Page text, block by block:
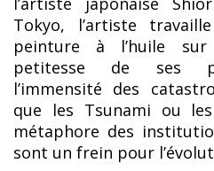
Tokyo, l’artiste
peinture à l’huile
petitesse de ses
l’immensité des
que les Tsunami ou
métaphore des
sont un frein pour